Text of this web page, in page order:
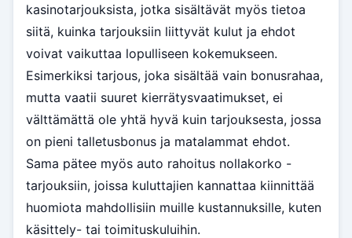
kasinotarjouksista, jotka sisältävät myös tietoa
siitä, kuinka tarjouksiin liittyvät kulut ja ehdot
voivat vaikuttaa lopulliseen kokemukseen.
Esimerkiksi tarjous, joka sisältää vain bonusrahaa,
mutta vaatii suuret kierrätysvaatimukset, ei
välttämättä ole yhtä hyvä kuin tarjouksesta, jossa
on pieni talletusbonus ja matalammat ehdot.
Sama pätee myös auto rahoitus nollakorko -
tarjouksiin, joissa kuluttajien kannattaa kiinnittää
huomiota mahdollisiin muille kustannuksille, kuten
käsittely- tai toimituskuluihin.